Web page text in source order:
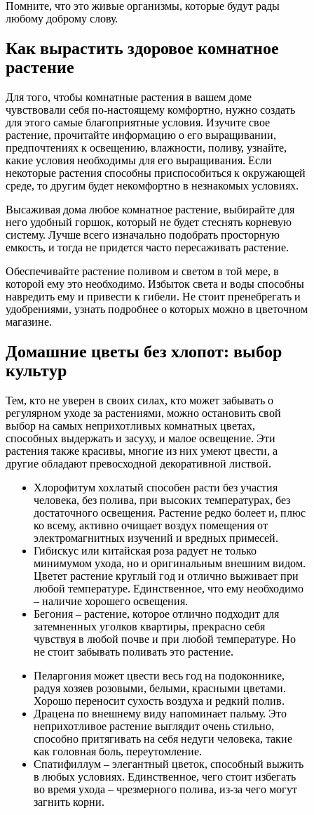
Помните, что это живые организмы, которые будут рады
любому доброму слову.
Как вырастить здоровое комнатное
растение
Для того, чтобы комнатные растения в вашем доме
чувствовали себя по-настоящему комфортно, нужно создать
для этого самые благоприятные условия. Изучите свое
растение, прочитайте информацию о его выращивании,
предпочтениях к освещению, влажности, поливу, узнайте,
какие условия необходимы для его выращивания. Если
некоторые растения способны приспособиться к окружающей
среде, то другим будет некомфортно в незнакомых условиях.
Высаживая дома любое комнатное растение, выбирайте для
него удобный горшок, который не будет стеснять корневую
систему. Лучше всего изначально подобрать просторную
емкость, и тогда не придется часто пересаживать растение.
Обеспечивайте растение поливом и светом в той мере, в
которой ему это необходимо. Избыток света и воды способны
навредить ему и привести к гибели. Не стоит пренебрегать и
удобрениями, узнать подробнее о которых можно в цветочном
магазине.
Домашние цветы без хлопот: выбор
культур
Тем, кто не уверен в своих силах, кто может забывать о
регулярном уходе за растениями, можно остановить свой
выбор на самых неприхотливых комнатных цветах,
способных выдержать и засуху, и малое освещение. Эти
растения также красивы, многие из них умеют цвести, а
другие обладают превосходной декоративной листвой.
Хлорофитум хохлатый способен расти без участия
человека, без полива, при высоких температурах, без
достаточного освещения. Растение редко болеет и, плюс
ко всему, активно очищает воздух помещения от
электромагнитных изучений и вредных примесей.
Гибискус или китайская роза радует не только
минимумом ухода, но и оригинальным внешним видом.
Цветет растение круглый год и отлично выживает при
любой температуре. Единственное, что ему необходимо
– наличие хорошего освещения.
Бегония – растение, которое отлично подходит для
затемненных уголков квартиры, прекрасно себя
чувствуя в любой почве и при любой температуре. Но
не стоит забывать поливать это растение.
Пеларгония может цвести весь год на подоконнике,
радуя хозяев розовыми, белыми, красными цветами.
Хорошо переносит сухость воздуха и редкий полив.
Драцена по внешнему виду напоминает пальму. Это
неприхотливое растение выглядит очень стильно,
способно притягивать на себя недуги человека, такие
как головная боль, переутомление.
Спатифиллум – элегантный цветок, способный выжить
в любых условиях. Единственное, чего стоит избегать
во время ухода – чрезмерного полива, из-за чего могут
загнить корни.